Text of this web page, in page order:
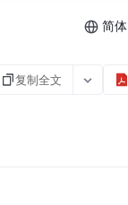
简体
复制全文